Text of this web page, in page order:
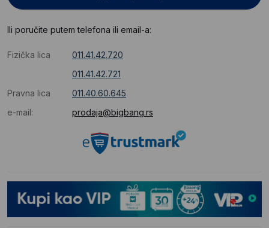
Ili poručite putem telefona ili email-a:
Fizička lica
011.41.42.720
011.41.42.721
Pravna lica
011.40.60.645
e-mail:
prodaja@bigbang.rs